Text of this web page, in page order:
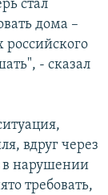
стал
дома –
- сказал
вдруг через
в нарушении
требовать,